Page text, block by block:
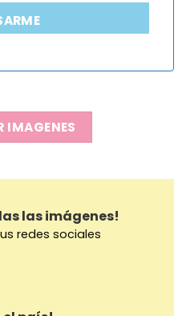
IMAGENES
las imágenes!
redes sociales